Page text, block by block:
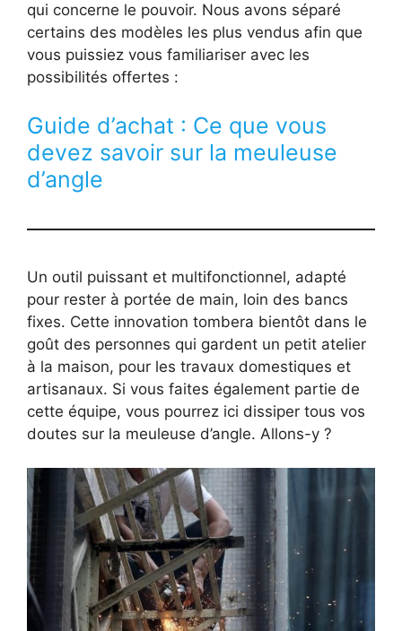
qui concerne le pouvoir. Nous avons séparé
certains des modèles les plus vendus afin que
vous puissiez vous familiariser avec les
possibilités offertes :
Guide d’achat : Ce que vous
devez savoir sur la meuleuse
d’angle
Un outil puissant et multifonctionnel, adapté
pour rester à portée de main, loin des bancs
fixes. Cette innovation tombera bientôt dans le
goût des personnes qui gardent un petit atelier
à la maison, pour les travaux domestiques et
artisanaux. Si vous faites également partie de
cette équipe, vous pourrez ici dissiper tous vos
doutes sur la meuleuse d’angle. Allons-y ?